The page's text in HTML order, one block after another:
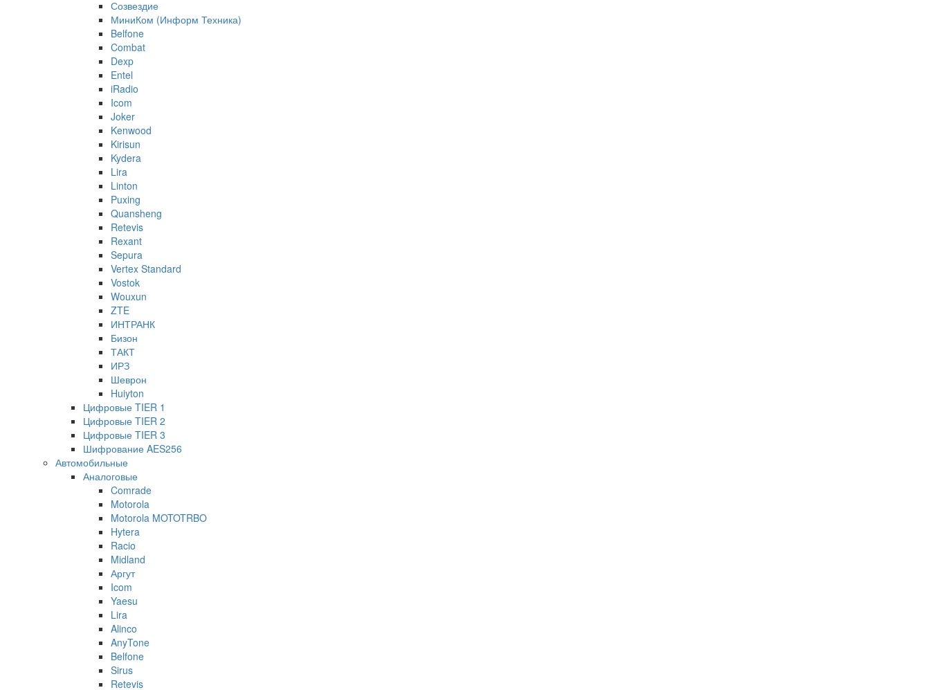
Созвездие
МиниКом (Информ Техника)
Belfone
Combat
Dexp
Entel
iRadio
Icom
Joker
Kenwood
Kirisun
Kydera
Lira
Linton
Puxing
Quansheng
Retevis
Rexant
Sepura
Vertex Standard
Vostok
Wouxun
ZTE
ИНТРАНК
Бизон
ТАКТ
ИРЗ
Шеврон
Huiyton
Цифровые TIER 1
Цифровые TIER 2
Цифровые TIER 3
Шифрование AES256
Автомобильные
Аналоговые
Comrade
Motorola
Motorola MOTOTRBO
Hytera
Racio
Midland
Аргут
Icom
Yaesu
Lira
Alinco
AnyTone
Belfone
Sirus
Retevis